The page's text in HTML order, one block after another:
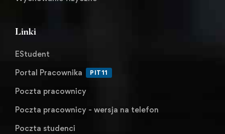
Linki
EStudent
Portal Pracownika
PIT11
Poczta pracownicy
Poczta pracownicy - wersja na telefon
Poczta studenci